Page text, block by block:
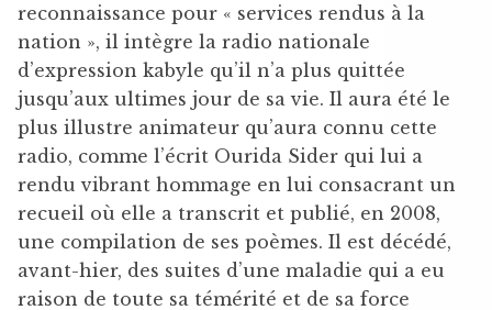
reconnaissance pour « services rendus à la
nation », il intègre la radio nationale
d’expression kabyle qu’il n’a plus quittée
jusqu’aux ultimes jour de sa vie. Il aura été le
plus illustre animateur qu’aura connu cette
radio, comme l’écrit Ourida Sider qui lui a
rendu vibrant hommage en lui consacrant un
recueil où elle a transcrit et publié, en 2008,
une compilation de ses poèmes. Il est décédé,
avant-hier, des suites d’une maladie qui a eu
raison de toute sa témérité et de sa force